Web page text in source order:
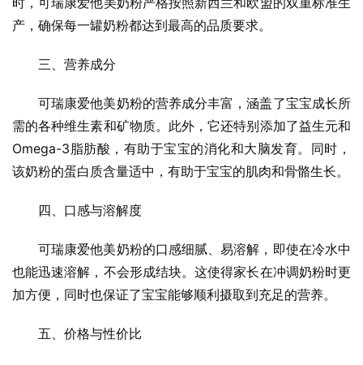
产，确保每一罐奶粉都达到最高的品质要求。
三、营养成分
可瑞康爱他美奶粉的营养成分丰富，涵盖了宝宝成长所
需的各种维生素和矿物质。此外，它还特别添加了益生元和
Omega-3脂肪酸，有助于宝宝的消化和大脑发育。同时，
该奶粉的蛋白质含量适中，有助于宝宝的肌肉和骨骼生长。
四、口感与溶解度
可瑞康爱他美奶粉的口感细腻、易溶解，即使在冷水中
也能迅速溶解，不会形成结块。这使得家长在冲调奶粉时更
加方便，同时也保证了宝宝能够顺利摄取到充足的营养。
五、价格与性价比